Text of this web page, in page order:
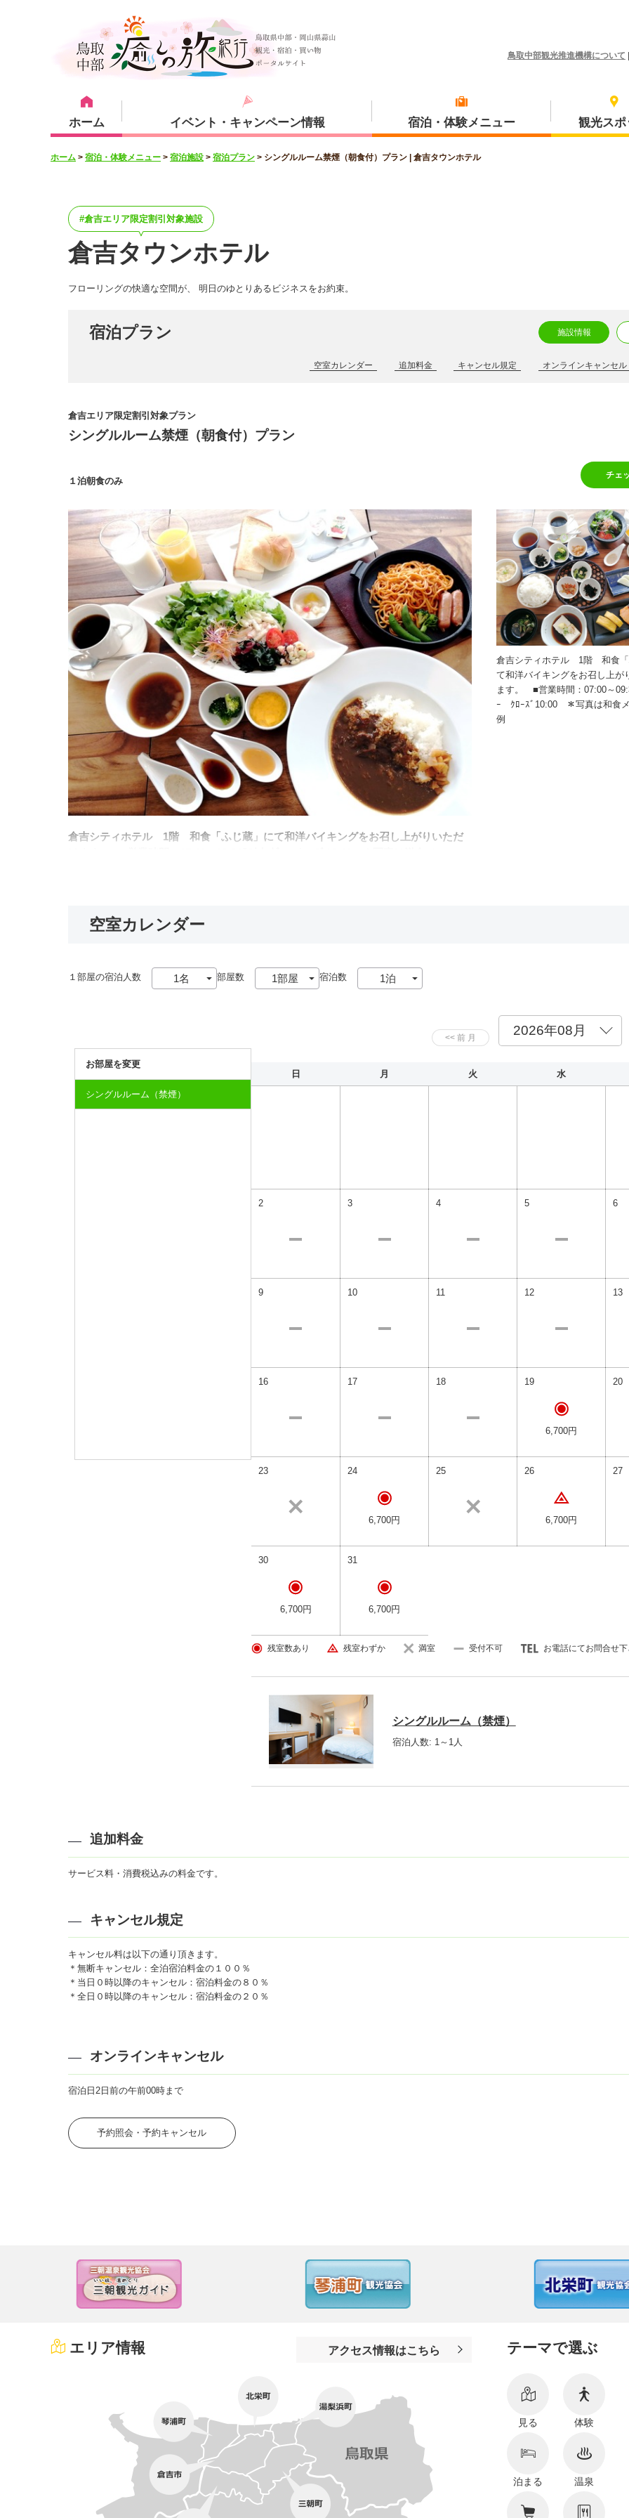
鳥取中部観光推進機構について
ホーム イベント・キャンペーン情報 宿泊・体験メニュー
宿泊・体験メニュー
宿泊プラン
観光スポ
観光スポット
倉吉市
湯梨浜町
ホーム > 宿泊・体験メニュー > 宿泊施設 > 宿泊プラン > シングルルーム禁煙（朝食付）プラン | 倉吉タウンホテル
倉吉エリア限定割引対象施設
倉吉タウンホテル
フローリングの快適な空間が、 明日のゆとりあるビジネスをお約束。
施設情報
宿泊プラン
空室カレンダー 追加料金 キャンセル規定 オンラインキャンセル
倉吉エリア限定割引対象プラン
シングルルーム禁煙（朝食付）プラン
１泊朝食のみ
チェ
倉吉シティホテル 1階 和食「ふじ蔵」にて和洋バイキングをお召し上がりいただ
倉吉シティホテル 1階 和食「
て和洋バイキングをお召し上が
ます。 ■営業時間：07:00～
ｰ ｸﾛｰｽﾞ10:00 ＊写真は和食
例
空室カレンダー
１部屋の宿泊人数 部屋数 宿泊数
お部屋を変更
シングルルーム（禁煙）
日 月 火 水
2 3 4 5 6
9 10 11 12 13
16 17 18 19
6,700円
20
23 24
6,700円
25 26
6,700円
27
30
6,700円
31
6,700円
残室数あり 残室わずか 満室 受付不可 お電話にてお問合せ
シングルルーム（禁煙）
宿泊人数: 1～1人
追加料金
サービス料・消費税込みの料金です。
キャンセル規定
キャンセル料は以下の通り頂きます。
＊無断キャンセル：全泊宿泊料金の１００％
＊当日０時以降のキャンセル：宿泊料金の８０％
＊全日０時以降のキャンセル：宿泊料金の２０％
オンラインキャンセル
宿泊日2日前の午前00時まで
予約照会・予約キャンセル
エリア情報 アクセス情報はこちら テーマで選ぶ
見る 体験
泊まる 温泉